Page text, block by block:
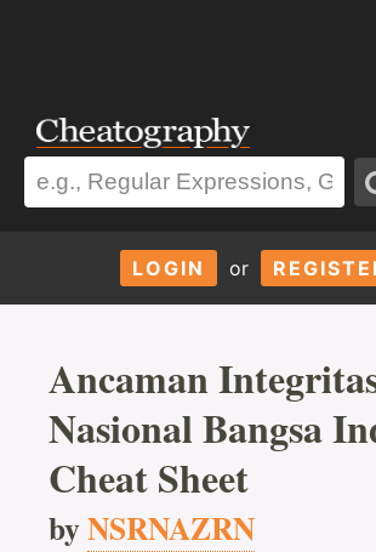
LOGIN or
Ancaman
Nasional Bangsa
Cheat Sheet
byNSRNAZRN